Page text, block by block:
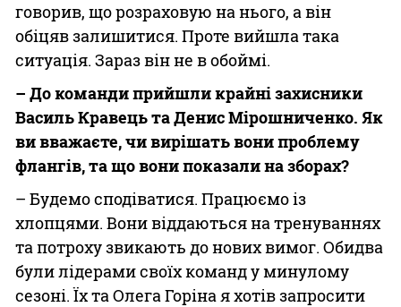
говорив, що розраховую на нього, а він
обіцяв залишитися. Проте вийшла така
ситуація. Зараз він не в обоймі.
– До команди прийшли крайні захисники
Василь Кравець та Денис Мірошниченко. Як
ви вважаєте, чи вирішать вони проблему
флангів, та що вони показали на зборах?
– Будемо сподіватися. Працюємо із
хлопцями. Вони віддаються на тренуваннях
та потроху звикають до нових вимог. Обидва
були лідерами своїх команд у минулому
сезоні. Їх та Олега Горіна я хотів запросити